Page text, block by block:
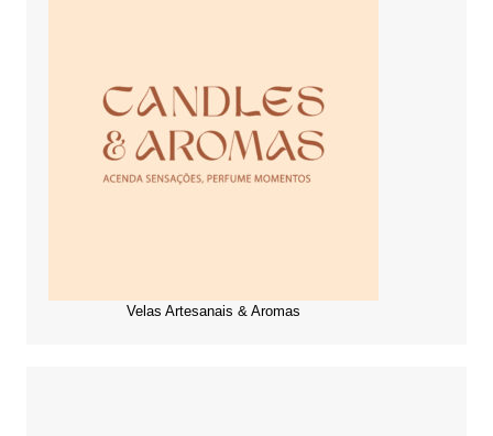
Velas Artesanais & Aromas